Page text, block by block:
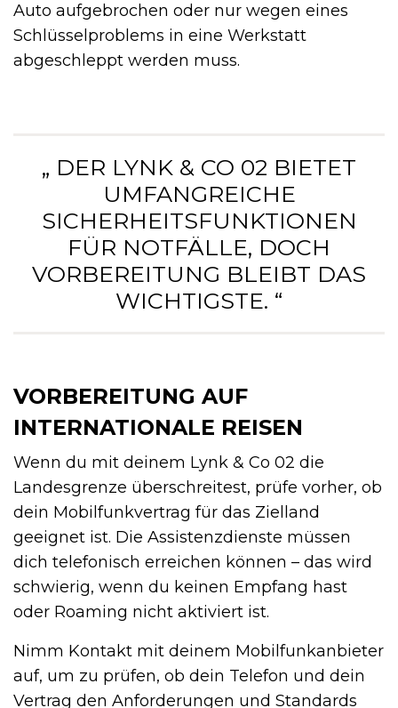
Auto aufgebrochen oder nur wegen eines
Schlüsselproblems in eine Werkstatt
abgeschleppt werden muss.
„ DER LYNK & CO 02 BIETET
UMFANGREICHE
SICHERHEITSFUNKTIONEN
FÜR NOTFÄLLE, DOCH
VORBEREITUNG BLEIBT DAS
WICHTIGSTE. “
VORBEREITUNG AUF
INTERNATIONALE REISEN
Wenn du mit deinem Lynk & Co 02 die
Landesgrenze überschreitest, prüfe vorher, ob
dein Mobilfunkvertrag für das Zielland
geeignet ist. Die Assistenzdienste müssen
dich telefonisch erreichen können – das wird
schwierig, wenn du keinen Empfang hast
oder Roaming nicht aktiviert ist.
Nimm Kontakt mit deinem Mobilfunkanbieter
auf, um zu prüfen, ob dein Telefon und dein
Vertrag den Anforderungen und Standards